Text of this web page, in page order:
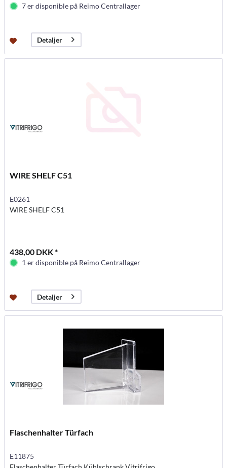
7 er disponible på Reimo Centrallager
Detaljer
WIRE SHELF C51
E0261
WIRE SHELF C51
438,00 DKK *
1 er disponible på Reimo Centrallager
Detaljer
Flaschenhalter Türfach
E11875